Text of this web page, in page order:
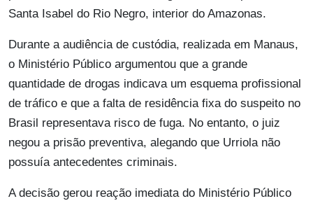
Santa Isabel do Rio Negro, interior do Amazonas.
Durante a audiência de custódia, realizada em Manaus,
o Ministério Público argumentou que a grande
quantidade de drogas indicava um esquema profissional
de tráfico e que a falta de residência fixa do suspeito no
Brasil representava risco de fuga. No entanto, o juiz
negou a prisão preventiva, alegando que Urriola não
possuía antecedentes criminais.
A decisão gerou reação imediata do Ministério Público